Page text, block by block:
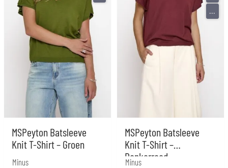
MSPeyton Batsleeve
Knit T-Shirt – Groen
Minus
MSPeyton Batsleeve
Knit T-Shirt –
Donkerrood
Minus
...